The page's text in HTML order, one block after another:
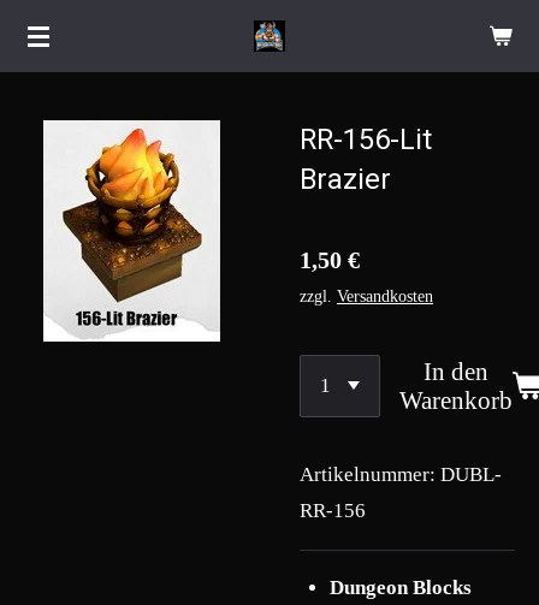
Zum
RR-156-Lit
Brazier
1,50 €
zzgl. Versandkosten
In den
Warenkorb
Artikelnummer: DUBL-
RR-156
Dungeon Blocks